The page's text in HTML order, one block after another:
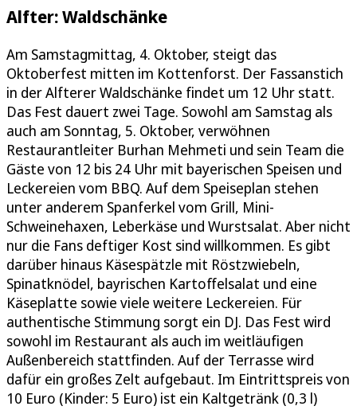
Alfter: Waldschänke
Am Samstagmittag, 4. Oktober, steigt das
Oktoberfest mitten im Kottenforst. Der Fassanstich
in der Alfterer Waldschänke findet um 12 Uhr statt.
Das Fest dauert zwei Tage. Sowohl am Samstag als
auch am Sonntag, 5. Oktober, verwöhnen
Restaurantleiter Burhan Mehmeti und sein Team die
Gäste von 12 bis 24 Uhr mit bayerischen Speisen und
Leckereien vom BBQ. Auf dem Speiseplan stehen
unter anderem Spanferkel vom Grill, Mini-
Schweinehaxen, Leberkäse und Wurstsalat. Aber nicht
nur die Fans deftiger Kost sind willkommen. Es gibt
darüber hinaus Käsespätzle mit Röstzwiebeln,
Spinatknödel, bayrischen Kartoffelsalat und eine
Käseplatte sowie viele weitere Leckereien. Für
authentische Stimmung sorgt ein DJ. Das Fest wird
sowohl im Restaurant als auch im weitläufigen
Außenbereich stattfinden. Auf der Terrasse wird
dafür ein großes Zelt aufgebaut. Im Eintrittspreis von
10 Euro (Kinder: 5 Euro) ist ein Kaltgetränk (0,3 l)